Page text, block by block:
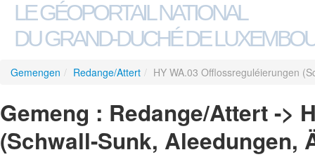
LE GÉOPORTAIL NATIONAL
DU GRAND-DUCHÉ DE
Gemengen / Redange/Attert / HY WA.03 Offlossreguléierungen
Gemeng : Redange/Attert ->
(Schwall-Sunk, Aleedungen,